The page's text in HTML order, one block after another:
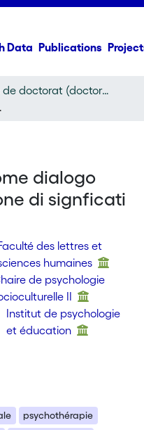
Data Publications
Thèse de doctorat (doctoral thesis)
etici
dialogo
di signficati
des lettres et
humaines
de psychologie
II
Institut de psychologie
et éducation
psychothérapie